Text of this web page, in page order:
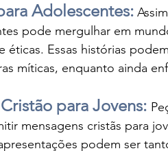
Adolescentes:
pode mergulhar em
éticas. Essas histórias
míticas, enquanto ainda
para Jovens:
mensagens cristãs para
podem ser